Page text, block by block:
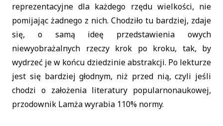
reprezentacyjne dla każdego rzędu wielkości, nie
pomijając żadnego z nich. Chodziło tu bardziej, zdaje
się, o samą ideę przedstawienia owych
niewyobrażalnych rzeczy krok po kroku, tak, by
wydrzeć je w końcu dziedzinie abstrakcji. Po lekturze
jest się bardziej głodnym, niż przed nią, czyli jeśli
chodzi o założenia literatury popularnonaukowej,
przodownik Lamża wyrabia 110% normy.